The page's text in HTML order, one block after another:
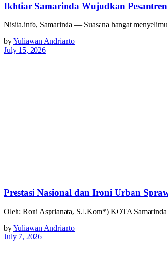
Ikhtiar Samarinda Wujudkan
Nisita.info, Samarinda — Suasana hangat
byYuliawan Andrianto
July 15, 2026
Prestasi Nasional dan Ironi Urban
Oleh: Roni Asprianata, S.I.Kom*) KOTA
byYuliawan Andrianto
July 7, 2026